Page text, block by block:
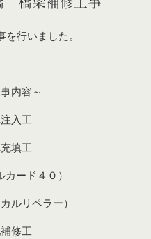
行いました。
内容～
入工
填工
ード４０）
ルリペラー）
修工